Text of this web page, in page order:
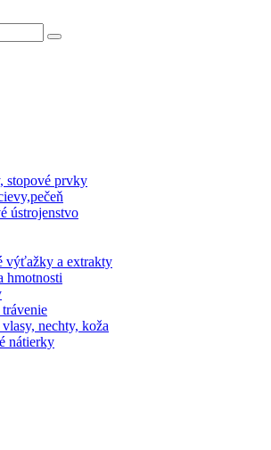
stopové prvky
ústrojenstvo
výťažky a extrakty
hmotnosti
nechty, koža
nátierky